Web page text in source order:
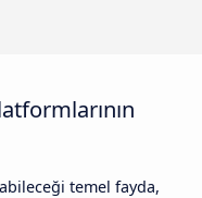
temel fayda,